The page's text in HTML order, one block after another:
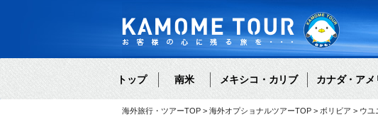
トップ 南米 メキシコ・カリブ カナダ・アメ
海外旅行・ツアーTOP 海外オプショナルツアーTOP ボリビア ウユ